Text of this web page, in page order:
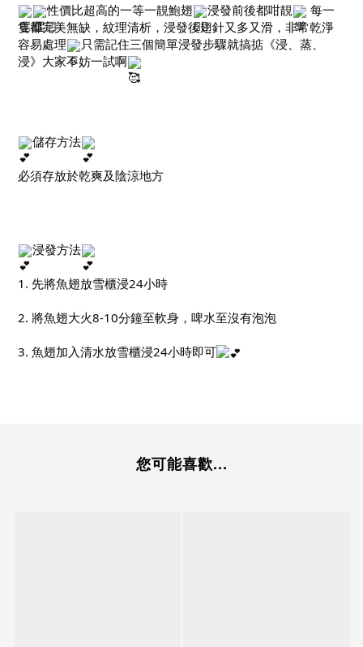
性價比超高的一等一靚鮑翅 浸發前後都咁靚
每一
隻都完美無缺，紋理清析，浸發後翅針又多又滑，非常乾淨
容易處理
只需記住三個簡單浸發步驟就搞掂《浸、蒸、
浸》大家不妨一試啊
儲存方法
必須存放於乾爽及陰涼地方
浸發方法
1. 先將魚翅放雪櫃浸24小時
2. 將魚翅大火8-10分鐘至軟身，啤水至沒有泡泡
3. 魚翅加入清水放雪櫃浸24小時即可
您可能喜歡...